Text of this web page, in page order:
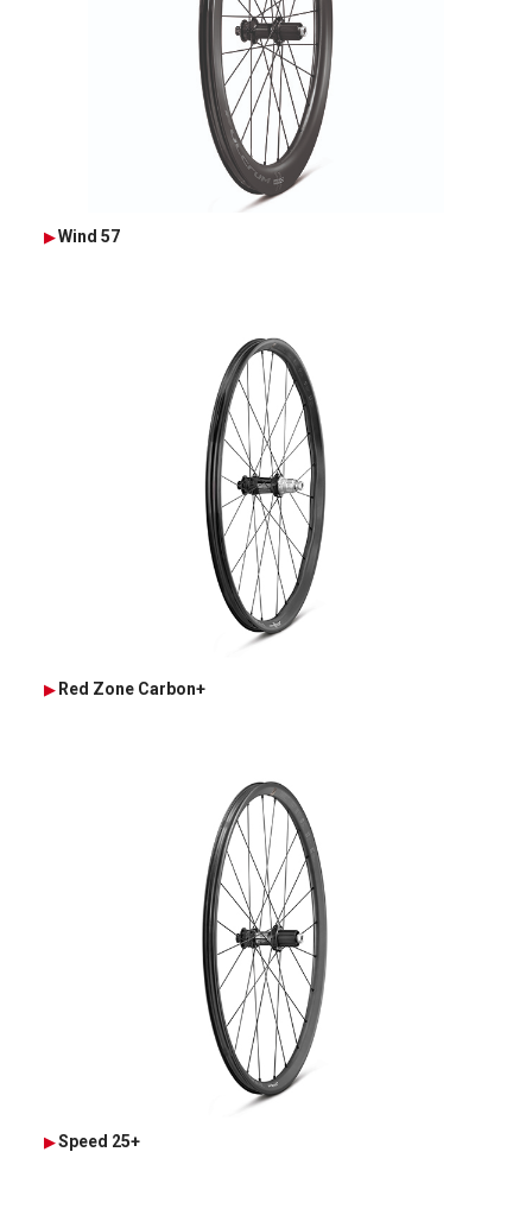
Wind 57
Red Zone Carbon+
Speed 25+